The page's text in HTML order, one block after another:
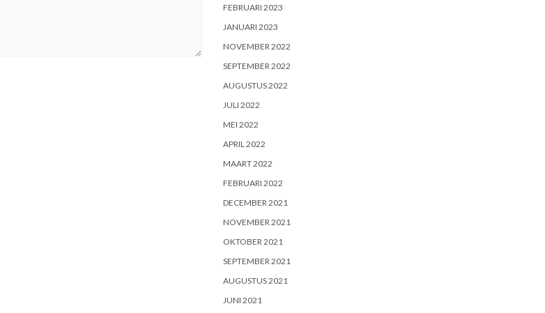
FEBRUARI 2023
JANUARI 2023
NOVEMBER 2022
SEPTEMBER 2022
AUGUSTUS 2022
JULI 2022
MEI 2022
APRIL 2022
MAART 2022
FEBRUARI 2022
DECEMBER 2021
NOVEMBER 2021
OKTOBER 2021
SEPTEMBER 2021
AUGUSTUS 2021
JUNI 2021